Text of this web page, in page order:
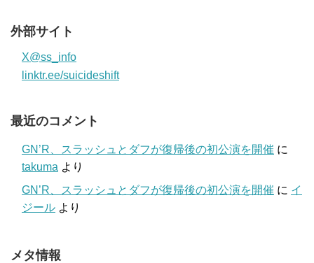
外部サイト
X@ss_info
linktr.ee/suicideshift
最近のコメント
GN’R、スラッシュとダフが復帰後の初公演を開催 に
takuma より
GN’R、スラッシュとダフが復帰後の初公演を開催 に イ
ジール より
メタ情報